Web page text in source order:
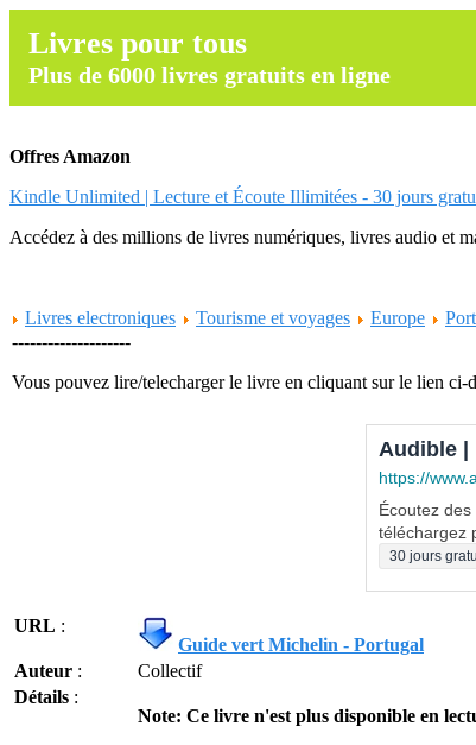
Livres pour tous
Plus de 6000 livres gratuits en ligne
Offres Amazon
Kindle Unlimited | Lecture et Écoute Illimitées - 30 jours
Accédez à des millions de livres numériques, livres audio et
Livres electroniques
Tourisme et voyages Europe
--------------------
Vous pouvez lire/telecharger le livre en cliquant sur le lien ci-
Audible |
https://
Écoutez
téléchargez
30 jours
URL :
Guide vert Michelin - Portugal
Auteur :
Collectif
Détails :
Note: Ce livre n'est plus disponible en